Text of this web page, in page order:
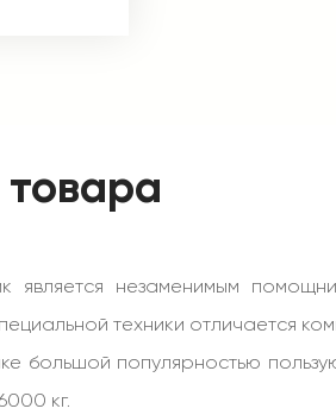
является незаменимым
техники отличается
большой популярностью
кг.